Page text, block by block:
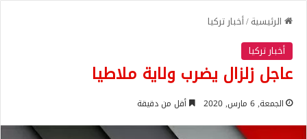
الرئيسية/أخبار تركيا
أخبار تركيا
عاجل زلزال يضرب ولاية ملاطيا
الجمعة, 6 مارس, 2020 أقل من دقيقة